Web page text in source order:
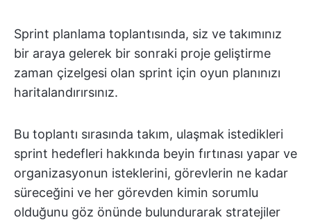
Sprint planlama toplantısında, siz ve takımınız
bir araya gelerek bir sonraki proje geliştirme
zaman çizelgesi olan sprint için oyun planınızı
haritalandırırsınız.
Bu toplantı sırasında takım, ulaşmak istedikleri
sprint hedefleri hakkında beyin fırtınası yapar ve
organizasyonun isteklerini, görevlerin ne kadar
süreceğini ve her görevden kimin sorumlu
olduğunu göz önünde bulundurarak stratejiler